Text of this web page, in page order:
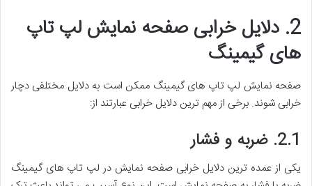
2. دلایل خرابی صفحه نمایش لپ تاپ
های گیمینگ
صفحه نمایش لپ تاپ های گیمینگ ممکن است به دلایل مختلفی دچار
خرابی شوند. برخی از مهم ترین دلایل خرابی عبارتند از:
2.1. ضربه و فشار
یکی از عمده ترین دلایل خرابی صفحه نمایش در لپ تاپ های گیمینگ